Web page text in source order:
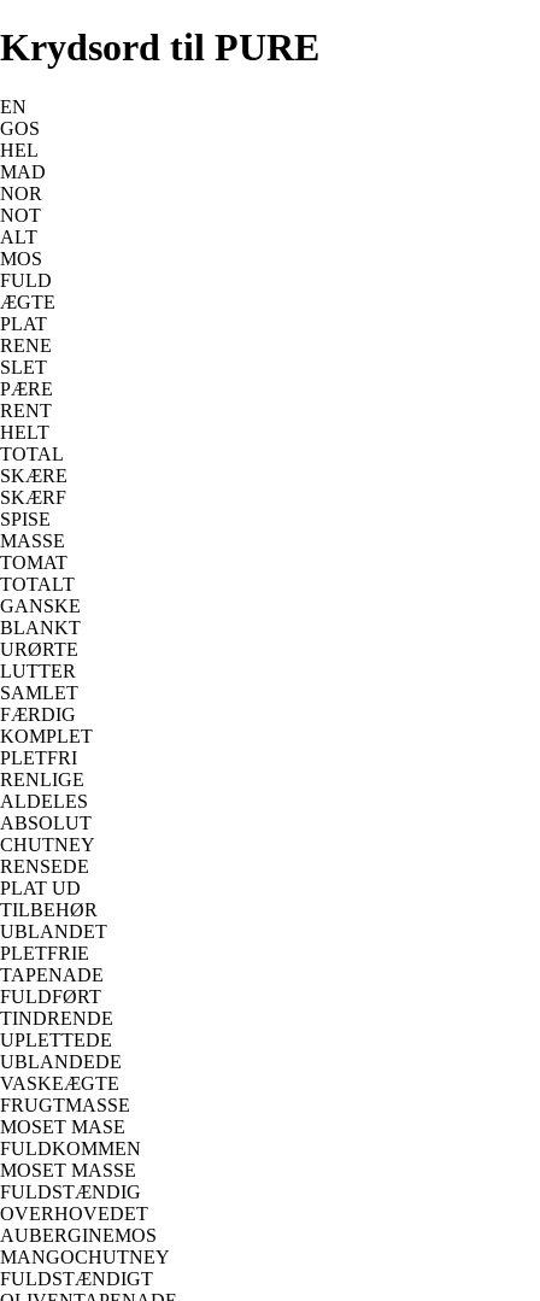
Krydsord til PURE
EN
GOS
HEL
MAD
NOR
NOT
ALT
MOS
FULD
ÆGTE
PLAT
RENE
SLET
PÆRE
RENT
HELT
TOTAL
SKÆRE
SKÆRF
SPISE
MASSE
TOMAT
TOTALT
GANSKE
BLANKT
URØRTE
LUTTER
SAMLET
FÆRDIG
KOMPLET
PLETFRI
RENLIGE
ALDELES
ABSOLUT
CHUTNEY
RENSEDE
PLAT UD
TILBEHØR
UBLANDET
PLETFRIE
TAPENADE
FULDFØRT
TINDRENDE
UPLETTEDE
UBLANDEDE
VASKEÆGTE
FRUGTMASSE
MOSET MASE
FULDKOMMEN
MOSET MASSE
FULDSTÆNDIG
OVERHOVEDET
AUBERGINEMOS
MANGOCHUTNEY
FULDSTÆNDIGT